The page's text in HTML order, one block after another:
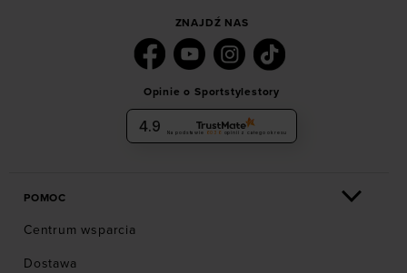
ZNAJDŹ NAS
Opinie o Sportstylestory
4.9 Na podstawie 6036 opinii z całego okresu
POMOC
Centrum wsparcia
Dostawa